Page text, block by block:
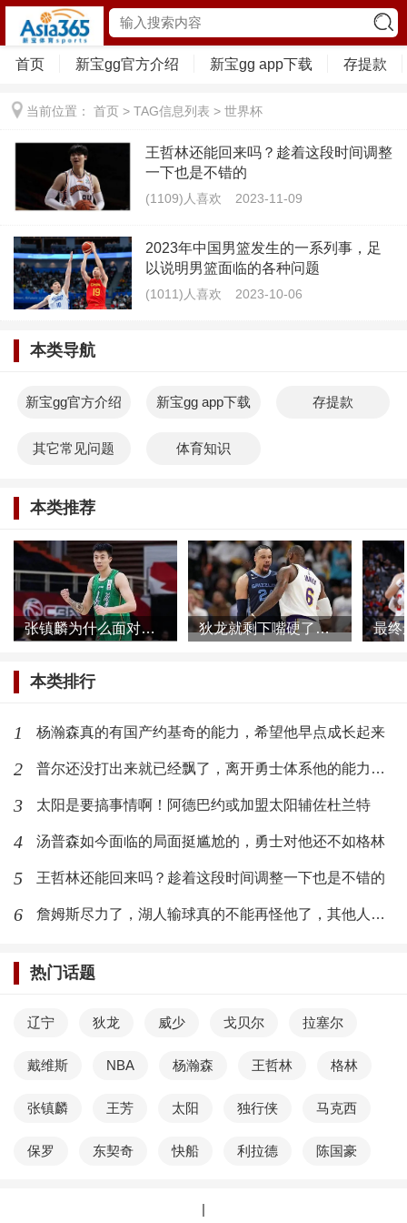
首页 新宝gg官方介绍 新宝gg app下载 存提款
当前位置： 首页 > TAG信息列表 > 世界杯
王哲林还能回来吗？趁着这段时间调整
一下也是不错的
(1109)人喜欢 2023-11-09
2023年中国男篮发生的一系列事，足
以说明男篮面临的各种问题
(1011)人喜欢 2023-10-06
本类导航
新宝gg官方介绍 新宝gg app下载 存提款
其它常见问题 体育知识
本类推荐
张镇麟为什么面对网络暴力根本不慌，他母亲或许比想象的更加强大 狄龙就剩下嘴硬了，被一个39岁的球员打爆了还不承认
本类排行
1 杨瀚森真的有国产约基奇的能力，希望他早点成长起来
2 普尔还没打出来就已经飘了，离开勇士体系他的能力发挥不出来了
3 太阳是要搞事情啊！阿德巴约或加盟太阳辅佐杜兰特
4 汤普森如今面临的局面挺尴尬的，勇士对他还不如格林
5 王哲林还能回来吗？趁着这段时间调整一下也是不错的
6 詹姆斯尽力了，湖人输球真的不能再怪他了，其他人需要反思
热门话题
辽宁 狄龙 威少 戈贝尔 拉塞尔
戴维斯 NBA 杨瀚森 王哲林 格林
张镇麟 王芳 太阳 独行侠 马克西
保罗 东契奇 快船 利拉德 陈国豪
|